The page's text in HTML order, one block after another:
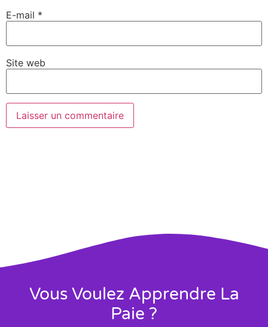
E-mail *
Site web
Vous Voulez Apprendre La
Paie ?